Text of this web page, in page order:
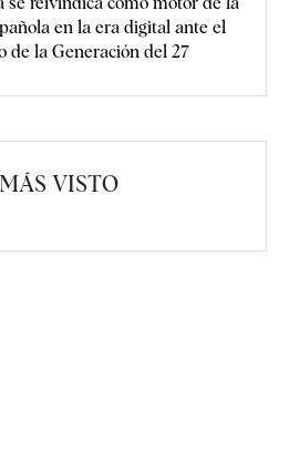
en la era digital ante el
de la Generación del 27
VISTO